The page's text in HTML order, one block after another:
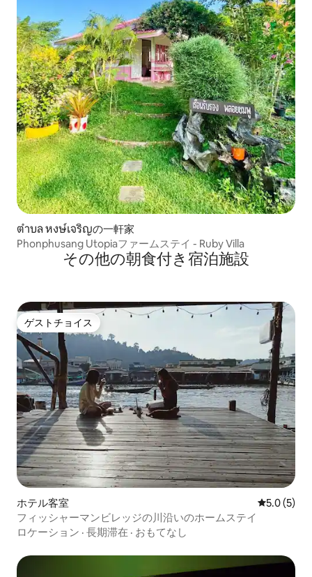
ตำบล หงษ์เจริญの一軒家
Phonphusang Utopiaファームステイ - Ruby Villa
その他の朝食付き宿泊施設
ゲストチョイス
ゲストチョイス
ホテル客室 レビュー5
5.0 (5)
フィッシャーマンビレッジの川沿いのホームステイ
ロケーション · 長期滞在 · おもてなし